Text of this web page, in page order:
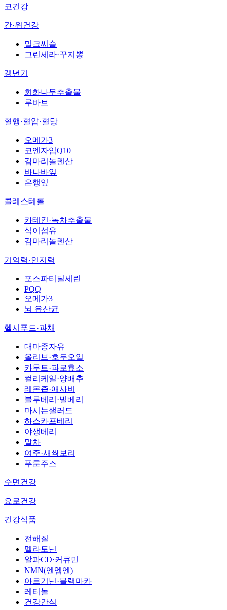
코건강
간·위건강
밀크씨슬
그린세라·꾸지뽕
갱년기
회화나무추출물
루바브
혈행·혈압·혈당
오메가3
코엔자임Q10
감마리놀렌산
바나바잎
은행잎
콜레스테롤
카테킨·녹차추출물
식이섬유
감마리놀렌산
기억력·인지력
포스파티딜세린
PQQ
오메가3
뇌 유산균
헬시푸드·과채
대마종자유
올리브·호두오일
카무트·파로효소
컬리케일·양배추
레몬즙·애사비
블루베리·빌베리
마시는샐러드
하스카프베리
야생베리
말차
여주·새싹보리
푸룬주스
수면건강
요로건강
건강식품
전해질
멜라토닌
알파CD·커큐민
NMN(엔엠엔)
아르기닌·블랙마카
레티놀
건강간식